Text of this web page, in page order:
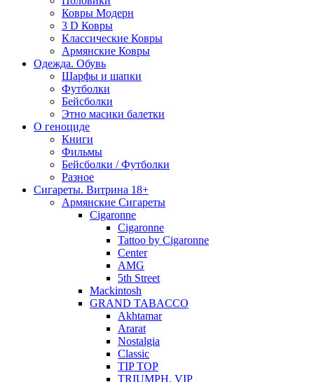
Ковры Модерн
3 D Ковры
Классические Ковры
Армянские Ковры
Одежда. Обувь
Шарфы и шапки
Футболки
Бейсболки
Этно масики балетки
О геноциде
Книги
Фильмы
Бейсболки / Футболки
Разное
Сигареты. Витрина 18+
Армянские Сигареты
Cigaronne
Cigaronne
Tattoo by Cigaronne
Center
AMG
5th Street
Mackintosh
GRAND TABACCO
Akhtamar
Ararat
Nostalgia
Classic
TIP TOP
TRIUMPH. VIP